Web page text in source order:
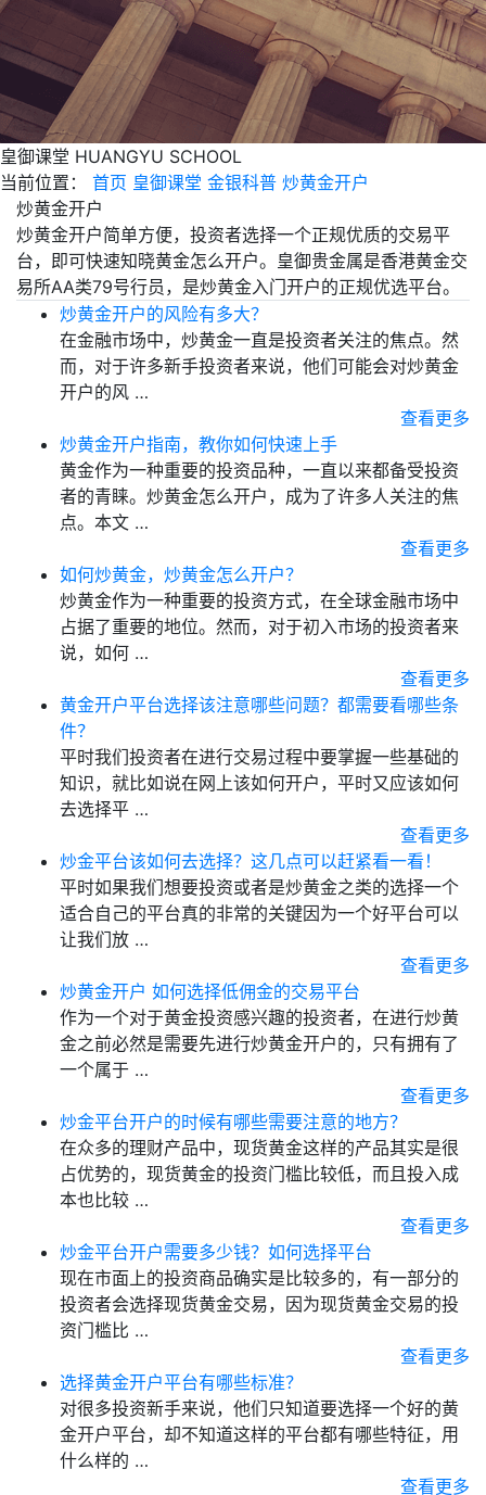
皇御课堂 HUANGYU SCHOOL
当前位置：
首页 皇御课堂 金银科普 炒黄金开户
炒黄金开户
炒黄金开户简单方便，投资者选择一个正规优质的交易平
台，即可快速知晓黄金怎么开户。皇御贵金属是香港黄金交
易所AA类79号行员，是炒黄金入门开户的正规优选平台。
炒黄金开户的风险有多大？
在金融市场中，炒黄金一直是投资者关注的焦点。然
而，对于许多新手投资者来说，他们可能会对炒黄金
开户的风 …
查看更多
炒黄金开户指南，教你如何快速上手
黄金作为一种重要的投资品种，一直以来都备受投资
者的青睐。炒黄金怎么开户，成为了许多人关注的焦
点。本文 …
查看更多
如何炒黄金，炒黄金怎么开户？
炒黄金作为一种重要的投资方式，在全球金融市场中
占据了重要的地位。然而，对于初入市场的投资者来
说，如何 …
查看更多
黄金开户平台选择该注意哪些问题？都需要看哪些条
件？
平时我们投资者在进行交易过程中要掌握一些基础的
知识，就比如说在网上该如何开户，平时又应该如何
去选择平 …
查看更多
炒金平台该如何去选择？这几点可以赶紧看一看！
平时如果我们想要投资或者是炒黄金之类的选择一个
适合自己的平台真的非常的关键因为一个好平台可以
让我们放 …
查看更多
炒黄金开户 如何选择低佣金的交易平台
作为一个对于黄金投资感兴趣的投资者，在进行炒黄
金之前必然是需要先进行炒黄金开户的，只有拥有了
一个属于 …
查看更多
炒金平台开户的时候有哪些需要注意的地方？
在众多的理财产品中，现货黄金这样的产品其实是很
占优势的，现货黄金的投资门槛比较低，而且投入成
本也比较 …
查看更多
炒金平台开户需要多少钱？如何选择平台
现在市面上的投资商品确实是比较多的，有一部分的
投资者会选择现货黄金交易，因为现货黄金交易的投
资门槛比 …
查看更多
选择黄金开户平台有哪些标准？
对很多投资新手来说，他们只知道要选择一个好的黄
金开户平台，却不知道这样的平台都有哪些特征，用
什么样的 …
查看更多